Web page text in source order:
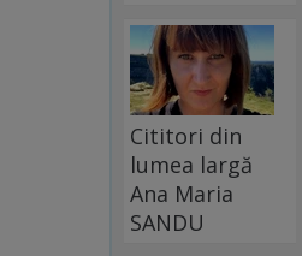
Cititori din
lumea largă
Ana Maria
SANDU